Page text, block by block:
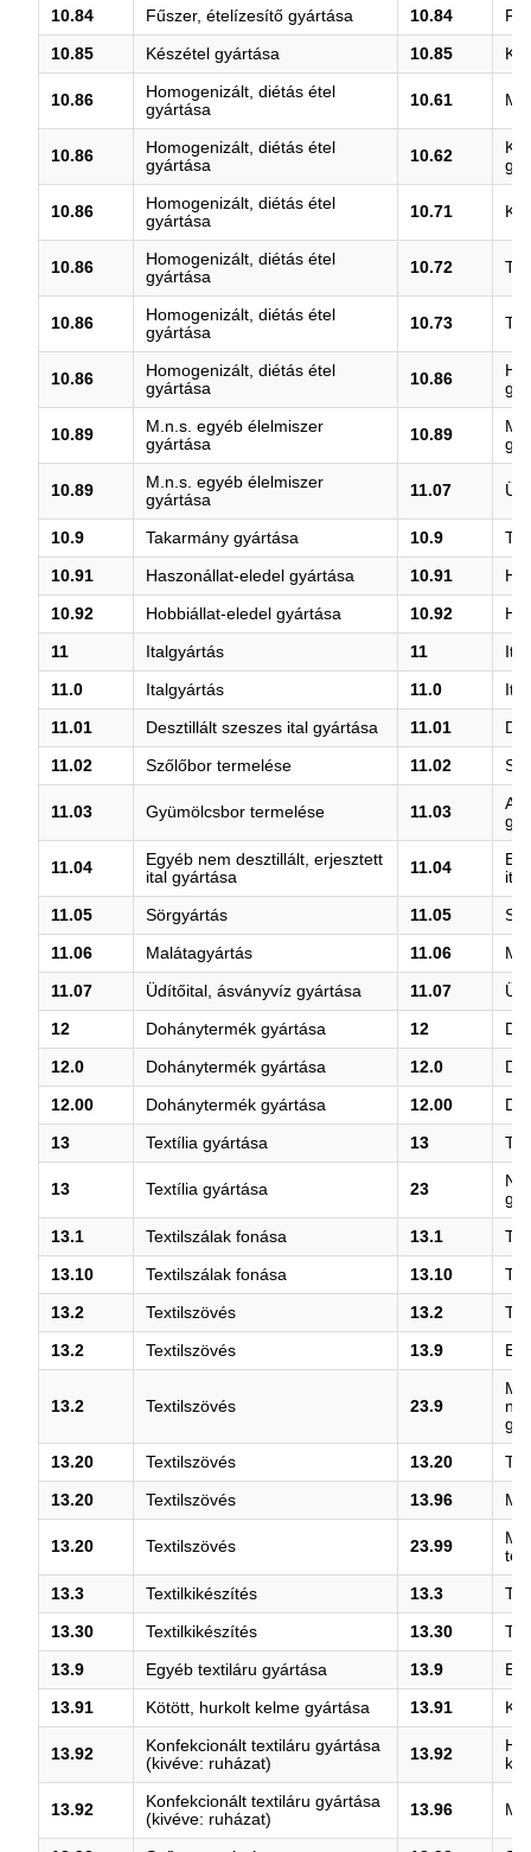
10.84 Fűszer, ételízesítő gyártása 10.84
10.85 Készétel gyártása 10.85
10.86
Homogenizált, diétás étel
gyártása
10.61
10.86
Homogenizált, diétás étel
gyártása
10.62
10.86
Homogenizált, diétás étel
gyártása
10.71
10.86
Homogenizált, diétás étel
gyártása
10.72
10.86
Homogenizált, diétás étel
gyártása
10.73
10.86
Homogenizált, diétás étel
gyártása
10.86
10.89
M.n.s. egyéb élelmiszer
gyártása
10.89
10.89
M.n.s. egyéb élelmiszer
gyártása
11.07
10.9 Takarmány gyártása 10.9
10.91 Haszonállat-eledel gyártása 10.91
10.92 Hobbiállat-eledel gyártása 10.92
11 Italgyártás 11
11.0 Italgyártás 11.0
11.01 Desztillált szeszes ital gyártása 11.01
11.02 Szőlőbor termelése 11.02
11.03 Gyümölcsbor termelése 11.03
11.04
Egyéb nem desztillált, erjesztett
ital gyártása
11.04
ital
11.05 Sörgyártás 11.05
11.06 Malátagyártás 11.06
11.07 Üdítőital, ásványvíz gyártása 11.07
12 Dohánytermék gyártása 12
12.0 Dohánytermék gyártása 12.0
12.00 Dohánytermék gyártása 12.00
13 Textília gyártása 13
13 Textília gyártása 23
13.1 Textilszálak fonása 13.1
13.10 Textilszálak fonása 13.10
13.2 Textilszövés 13.2
13.2 Textilszövés 13.9
13.2 Textilszövés 23.9
13.20 Textilszövés 13.20
13.20 Textilszövés 13.96
13.20 Textilszövés 23.99
13.3 Textilkikészítés 13.3
13.30 Textilkikészítés 13.30
13.9 Egyéb textiláru gyártása 13.9
13.91 Kötött, hurkolt kelme gyártása 13.91
13.92
Konfekcionált textiláru gyártása
(kivéve: ruházat)
13.92
13.92
Konfekcionált textiláru gyártása
(kivéve: ruházat)
13.96